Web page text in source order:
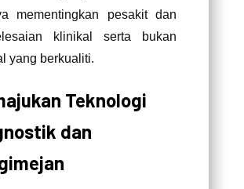
mementingkan pesakit dan
klinikal serta bukan
yang berkualiti.
Teknologi
dan